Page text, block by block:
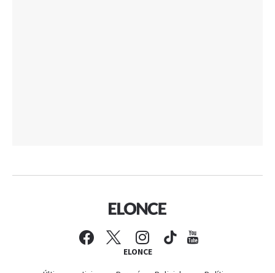
ELONCE